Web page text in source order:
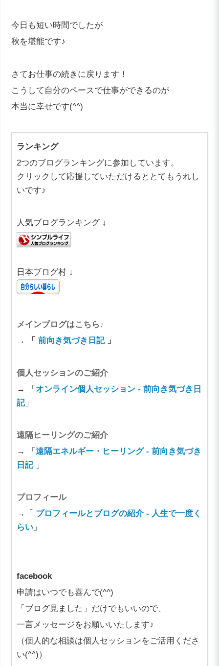
今日も短い時間でしたが
秋を堪能です♪
さてお仕事の続きに戻ります！
こうして自分のペースで仕事ができるのが
本当に幸せです(^^)
ランキング
2つのブログランキングに参加しています。
クリックして応援していただけるととてもうれし
いです♪
人気ブログランキング ↓
日本ブログ村 ↓
メインブログはこちら♪
→ 「前向き気づき日記 」
個人セッションのご紹介
→ 「 オンライン個人セッション - 前向き気づき日
記」
遠隔ヒーリングのご紹介
→ 「遠隔エネルギー・ヒーリング - 前向き気づき
日記 」
プロフィール
→「 プロフィールとブログの紹介 - 人生で一度く
らい 」
facebook
申請はいつでも喜んで(^^)
「ブログ見ました」だけでもいいので、
一言メッセージをお願いいたします♪
（個人的な相談は個人セッションをご活用くださ
い(^^)）